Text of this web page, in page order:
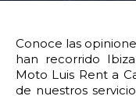
Conoce las
han recorrido
Moto Luis Rent a
de nuestros
Fecha y hora